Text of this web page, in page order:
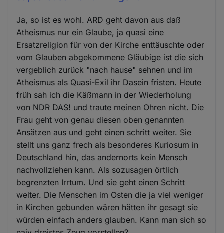
Ja, so ist es wohl. ARD geht davon aus daß
Atheismus nur ein Glaube, ja quasi eine
Ersatzreligion für von der Kirche enttäuschte oder
vom Glauben abgekommene Gläubige ist die sich
vergeblich zurück "nach hause" sehnen und im
Atheismus als Quasi-Exil ihr Dasein fristen. Heute
früh sah ich die Käßmann in der Wiederholung
von NDR DAS! und traute meinen Ohren nicht. Die
Frau geht von genau diesen oben genannten
Ansätzen aus und geht einen schritt weiter. Sie
stellt uns ganz frech als besonderes Kuriosum in
Deutschland hin, das andernorts kein Mensch
nachvollziehen kann. Als sozusagen örtlich
begrenzten Irrtum. Und sie geht einen Schritt
weiter. Die Menschen im Osten die ja viel weniger
in Kirchen gebunden wären hätten ihr gesagt sie
würden einfach anders glauben. Kann man sich so